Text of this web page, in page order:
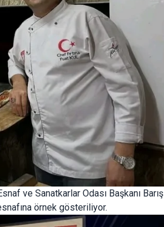
ve Sanatkarlar Odası Başkanı Barış
örnek gösteriliyor.